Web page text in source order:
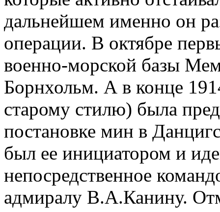
дальнейшем именно он
операции. В октябре
военно-морской базы
Борнхольм. А в конце
старому стилю) была
постановке мин в
был ее инициатором и
непосредственное
адмиралу В.А.Канину.